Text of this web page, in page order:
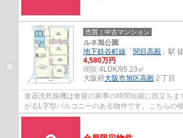
売買｜中古マンション
ルネ旭公園
地下鉄谷町線 「 関目高殿 」駅
4,580万円
間取:4LDK/95.23㎡
大阪府大阪市旭区高殿 ２丁目
食器洗乾燥機は食後の家事の時間短縮に役立ちま
がるL字型バルコニーのある物件です。こちらの
ンターホン付きなので、部屋から訪問者の顔...